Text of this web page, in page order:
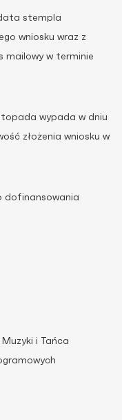
stempla
wniosku wraz z
mailowy w terminie
wypada w dniu
złożenia wniosku w
dofinansowania
i Tańca